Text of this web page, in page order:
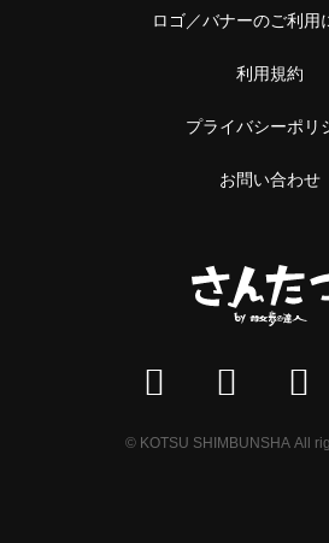
ロゴ／バナーのご利用
利用規約
プライバシーポリ
お問い合わせ
© KOTSU SHIMBUNSHA All